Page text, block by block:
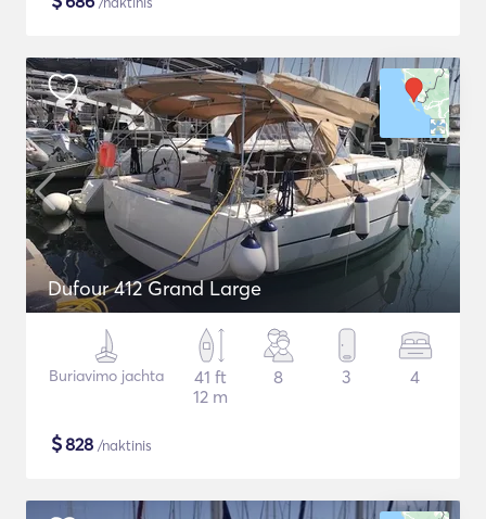
Dufour 412 Grand Large
Buriavimo jachta
41 ft
12 m
8 3 4
$828 /naktinis